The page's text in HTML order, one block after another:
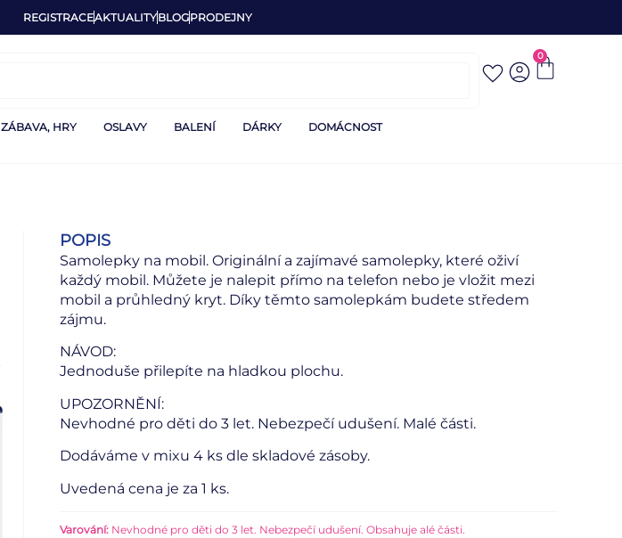
REGISTRACEAKTUALITYBLOGPRODEJNY
0
ZÁBAVA, HRY OSLAVY BALENÍ DÁRKY DOMÁCNOST
POPIS
Samolepky na mobil. Originální a zajímavé samolepky, které oživí
každý mobil. Můžete je nalepit přímo na telefon nebo je vložit mezi
mobil a průhledný kryt. Díky těmto samolepkám budete středem
zájmu.
NÁVOD:
Jednoduše přilepíte na hladkou plochu.
UPOZORNĚNÍ:
Nevhodné pro děti do 3 let. Nebezpečí udušení. Malé části.
Dodáváme v mixu 4 ks dle skladové zásoby.
Uvedená cena je za 1 ks.
Varování: Nevhodné pro děti do 3 let. Nebezpečí udušení. Obsahuje alé části.